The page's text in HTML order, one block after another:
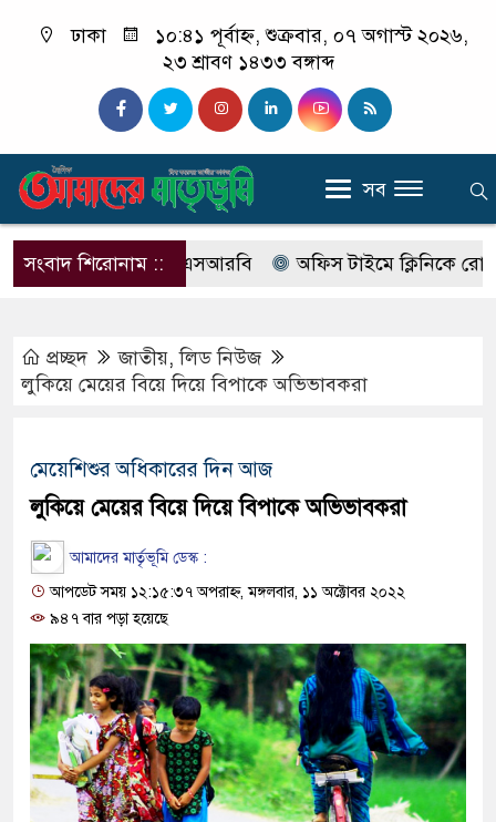
ঢাকা
১০:৪১ পূর্বাহ্ন, শুক্রবার, ০৭ অগাস্ট ২০২৬,
২৩ শ্রাবণ ১৪৩৩ বঙ্গাব্দ
সব
সংবাদ শিরোনাম ::
বদলে আসছে এসআরবি অফিস টাইমে ক্লিনিকে রোগী
প্রচ্ছদ জাতীয়,লিড নিউজ
লুকিয়ে মেয়ের বিয়ে দিয়ে বিপাকে অভিভাবকরা
মেয়েশিশুর অধিকারের দিন আজ
লুকিয়ে মেয়ের বিয়ে দিয়ে বিপাকে অভিভাবকরা
আমাদের মার্তৃভূমি ডেস্ক :
আপডেট সময় ১২:১৫:৩৭ অপরাহ্ন, মঙ্গলবার, ১১ অক্টোবর ২০২২
৯৪৭ বার পড়া হয়েছে